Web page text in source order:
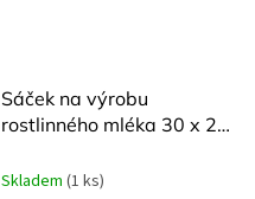
Sáček na výrobu
rostlinného mléka 30 x 20
Skladem (1 ks)